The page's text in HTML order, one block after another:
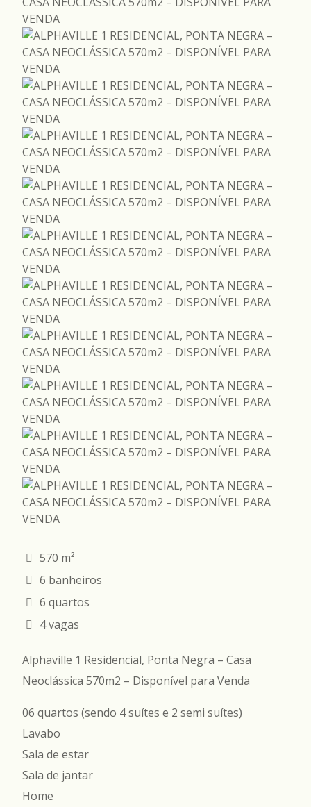
570 m²
6 banheiros
6 quartos
4 vagas
Alphaville 1 Residencial, Ponta Negra – Casa
Neoclássica 570m2 – Disponível para Venda
06 quartos (sendo 4 suítes e 2 semi suítes)
Lavabo
Sala de estar
Sala de jantar
Home